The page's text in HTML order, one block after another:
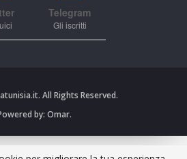
Telegram
Gli iscritti
All Rights Reserved.
by: Omar.